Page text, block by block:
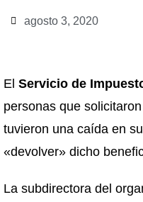
agosto 3, 2020
El Servicio de
personas que solicitaron
tuvieron una caída en
«devolver» dicho
La subdirectora del